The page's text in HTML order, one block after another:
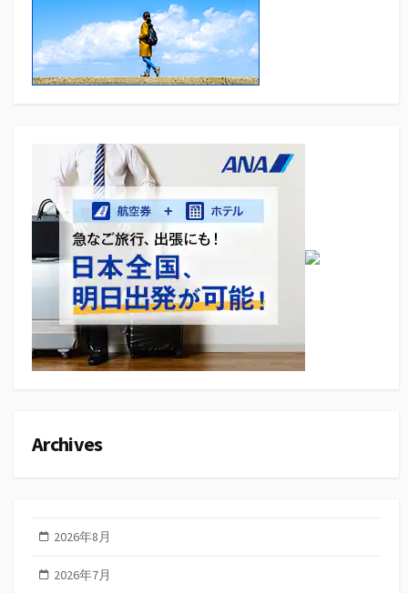
Archives
2026年8月
2026年7月